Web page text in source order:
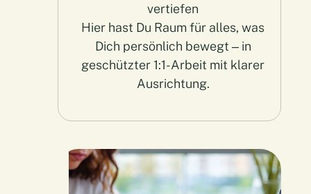
vertiefen
Hier hast Du Raum für alles, was
Dich persönlich bewegt – in
geschützter 1:1-Arbeit mit klarer
Ausrichtung.